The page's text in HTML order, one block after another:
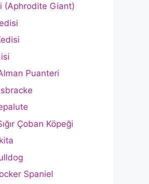
(Aphrodite Giant)
Puanteri
Çoban Köpeği
Spaniel